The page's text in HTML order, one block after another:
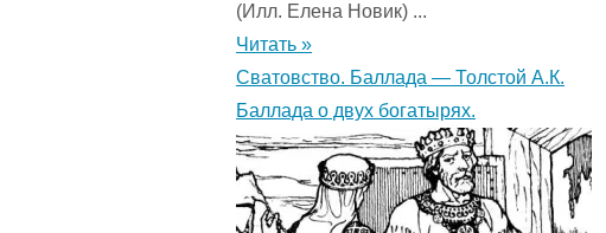
(Илл. Елена Новик) ...
Читать »
Сватовство. Баллада — Толстой А.К.
Баллада о двух богатырях.